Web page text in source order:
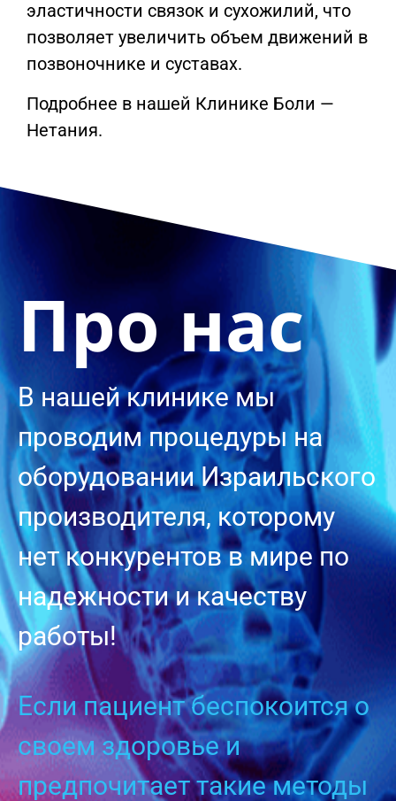
эластичности связок и сухожилий, что
позволяет увеличить объем движений в
позвоночнике и суставах.
Подробнее в нашей Клинике Боли —
Нетания.
Про нас
В нашей клинике мы
проводим процедуры на
оборудовании Израильского
производителя, которому
нет конкурентов в мире по
надежности и качеству
работы!
Если пациент беспокоится о
своем здоровье и
предпочитает такие методы